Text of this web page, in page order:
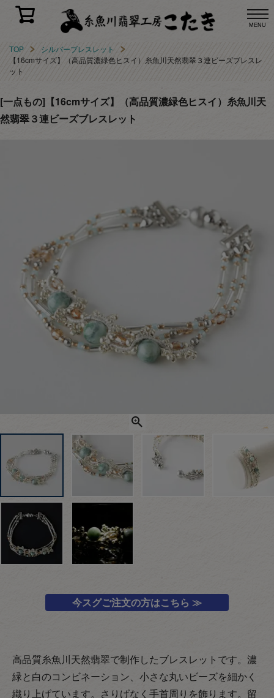
MENU
TOP
シルバーブレスレット
【16cmサイズ】（高品質濃緑色ヒスイ）糸魚川天然翡翠３連ビーズブレスレ
ット
[一点もの]【16cmサイズ】（高品質濃緑色ヒスイ）糸魚川天
然翡翠３連ビーズブレスレット
今スグご注文の方はこちら ≫
高品質糸魚川天然翡翠で制作したブレスレットです。濃
緑と白のコンビネーション、小さな丸いビーズを細かく
織り上げています。さりげなく手首周りを飾ります。留